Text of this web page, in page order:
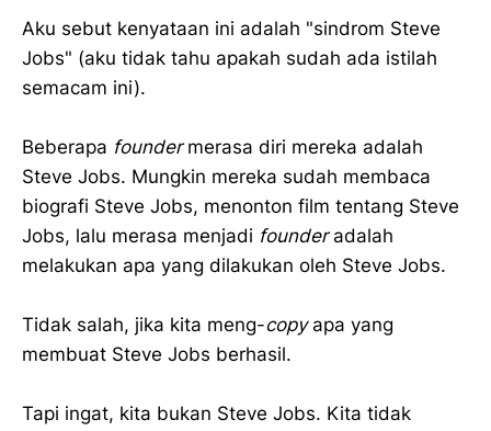
Aku sebut kenyataan ini adalah "sindrom Steve
Jobs" (aku tidak tahu apakah sudah ada istilah
semacam ini).
Beberapa founder merasa diri mereka adalah
Steve Jobs. Mungkin mereka sudah membaca
biografi Steve Jobs, menonton film tentang Steve
Jobs, lalu merasa menjadi founder adalah
melakukan apa yang dilakukan oleh Steve Jobs.
Tidak salah, jika kita meng-copy apa yang
membuat Steve Jobs berhasil.
Tapi ingat, kita bukan Steve Jobs. Kita tidak